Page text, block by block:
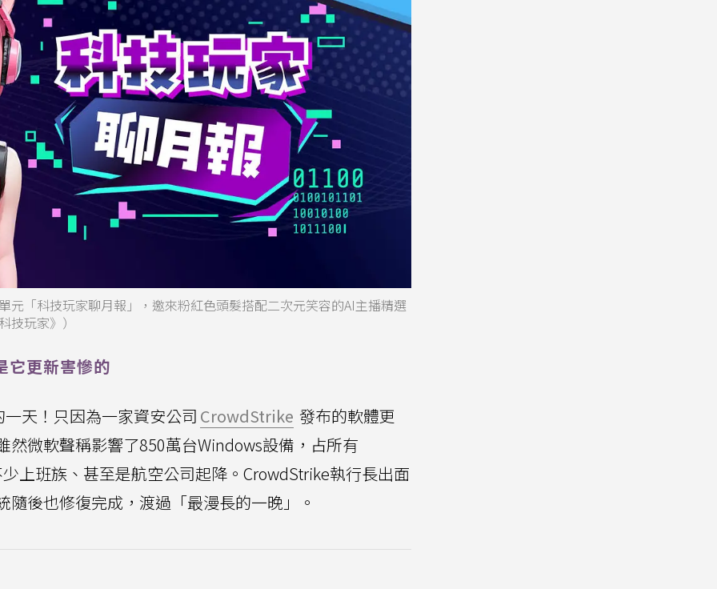
元「科技玩家聊月報」，邀來粉紅色頭髮搭配二次元笑容的AI主播精選
玩家》）
它更新害慘的
天！只因為一家資安公司 CrowdStrike 發布的軟體更
然微軟聲稱影響了850萬台Windows設備，占所有
上班族、甚至是航空公司起降。CrowdStrike執行長出面
後也修復完成，渡過「最漫長的一晚」。